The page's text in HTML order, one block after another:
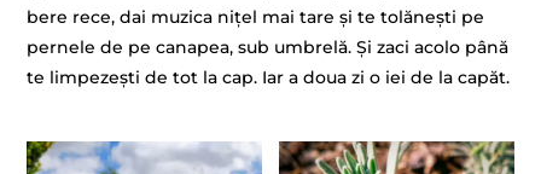
bere rece, dai muzica nițel mai tare și te tolănești pe
pernele de pe canapea, sub umbrelă. Și zaci acolo până
te limpezești de tot la cap. Iar a doua zi o iei de la capăt.